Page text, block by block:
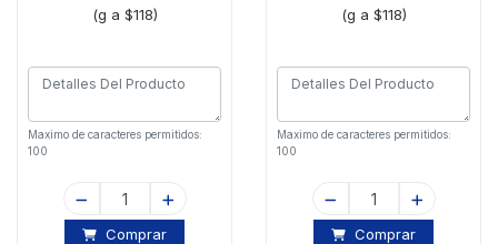
(g a $118)
Maximo de caracteres permitidos:
100
Comprar
(g a $118)
Maximo de caracteres permitidos:
100
Comprar